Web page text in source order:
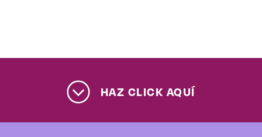
Becas
Graduaciones
CRUCE
HAZ CLICK AQUÍ